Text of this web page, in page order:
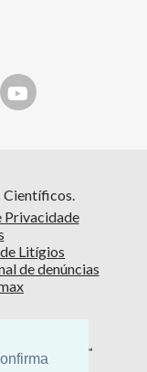
Privacidade
Litígios
de denúncias